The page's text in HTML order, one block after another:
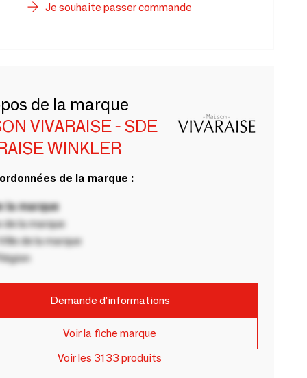
Je souhaite passer commande
de la marque
VIVARAISE - SDE
WINKLER
de la marque :
la marque
de la marque
de la marque
Demande d'informations
Voir la fiche marque
Voir les 3133 produits